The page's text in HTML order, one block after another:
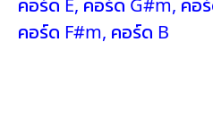
คอร์ด E, คอร์ด G#m, คอ
คอร์ด F#m, คอร์ด B